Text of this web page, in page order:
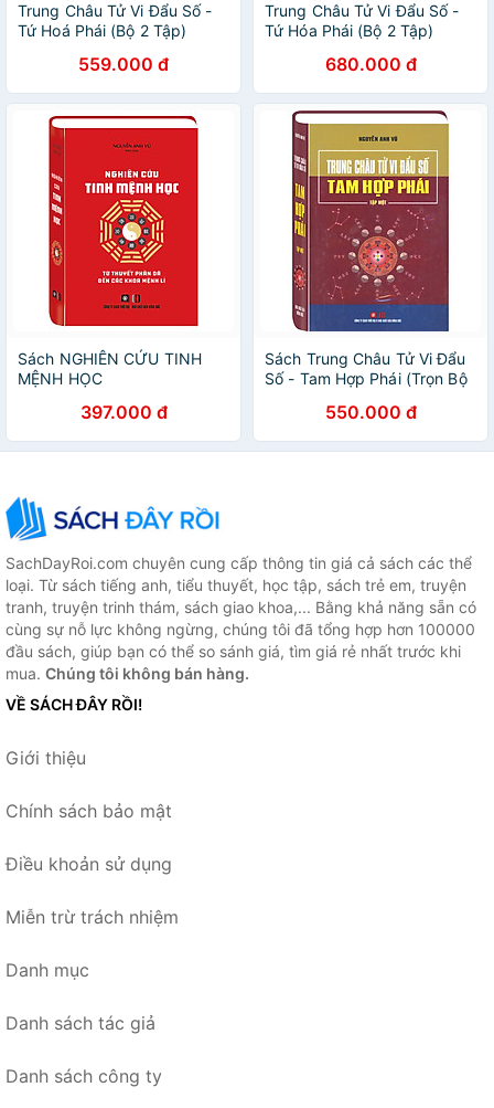
Trung Châu Tử Vi Đẩu Số -
Tứ Hoá Phái (Bộ 2 Tập)
559.000 đ
Trung Châu Tử Vi Đẩu Số -
Tứ Hóa Phái (Bộ 2 Tập)
680.000 đ
Sách NGHIÊN CỨU TINH
MỆNH HỌC
397.000 đ
Sách Trung Châu Tử Vi Đẩu
Số - Tam Hợp Phái (Trọn Bộ
550.000 đ
SachDayRoi.com chuyên cung cấp thông tin giá cả sách các thể
loại. Từ sách tiếng anh, tiểu thuyết, học tập, sách trẻ em, truyện
tranh, truyện trinh thám, sách giao khoa,... Bằng khả năng sẵn có
cùng sự nỗ lực không ngừng, chúng tôi đã tổng hợp hơn 100000
đầu sách, giúp bạn có thể so sánh giá, tìm giá rẻ nhất trước khi
mua. Chúng tôi không bán hàng.
VỀ SÁCH ĐÂY RỒI!
Giới thiệu
Chính sách bảo mật
Điều khoản sử dụng
Miễn trừ trách nhiệm
Danh mục
Danh sách tác giả
Danh sách công ty